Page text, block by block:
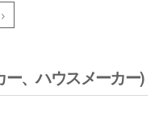
>
、ハウスメーカー)